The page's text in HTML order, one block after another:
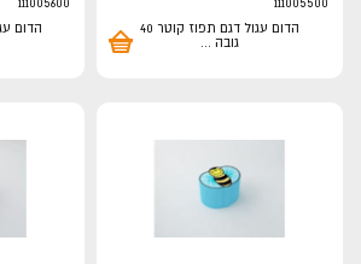
111005500
הדום עגול דגם תפוז קוטר 40
גובה
111005600